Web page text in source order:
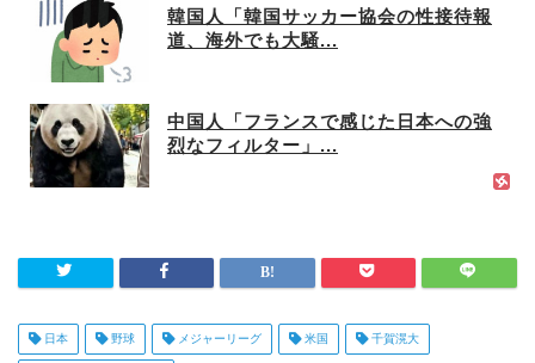
韓国人「韓国サッカー協会の性接待報
道、海外でも大騒...
中国人「フランスで感じた日本への強
烈なフィルター」...
日本 野球 メジャーリーグ 米国 千賀滉大